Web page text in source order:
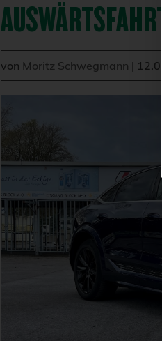
von Moritz Schwegmann |